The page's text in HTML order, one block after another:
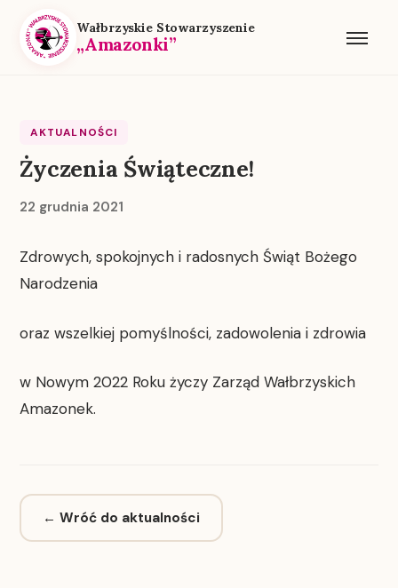
Przejdź
Wałbrzyskie Stowarzyszenie
„Amazonki”
AKTUALNOŚCI
Życzenia Świąteczne!
22 grudnia 2021
Zdrowych, spokojnych i radosnych Świąt Bożego
Narodzenia
oraz wszelkiej pomyślności, zadowolenia i zdrowia
w Nowym 2022 Roku życzy Zarząd Wałbrzyskich
Amazonek.
← Wróć do aktualności